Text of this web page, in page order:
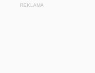
REKLAMA